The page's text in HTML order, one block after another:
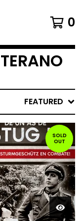
0
FEATURED
SOLD
OUT